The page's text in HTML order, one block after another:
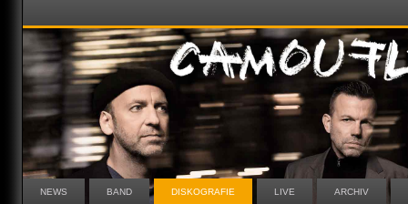
NEWS BAND DISKOGRAFIE LIVE ARCHIV